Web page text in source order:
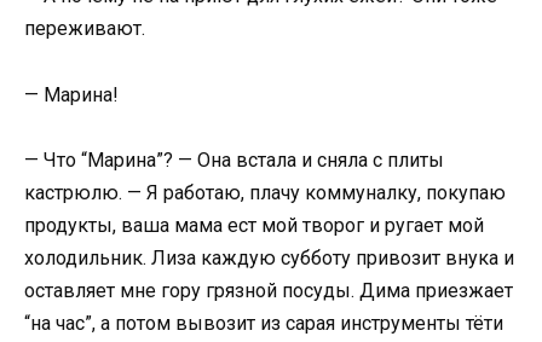
переживают.
— Марина!
— Что “Марина”? — Она встала и сняла с плиты
кастрюлю. — Я работаю, плачу коммуналку, покупаю
продукты, ваша мама ест мой творог и ругает мой
холодильник. Лиза каждую субботу привозит внука и
оставляет мне гору грязной посуды. Дима приезжает
“на час”, а потом вывозит из сарая инструменты тёти